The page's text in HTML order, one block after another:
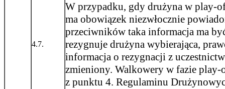
4.7.
W przypadku, gdy drużyna w play-
ma obowiązek niezwłocznie
przeciwników taka informacja ma
rezygnuje drużyna wybierająca,
informacja o rezygnacji z
zmieniony. Walkowery w fazie
z punktu 4. Regulaminu